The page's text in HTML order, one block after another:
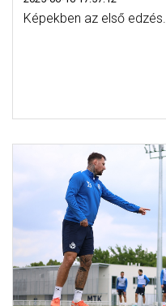
Képekben az első edzés.